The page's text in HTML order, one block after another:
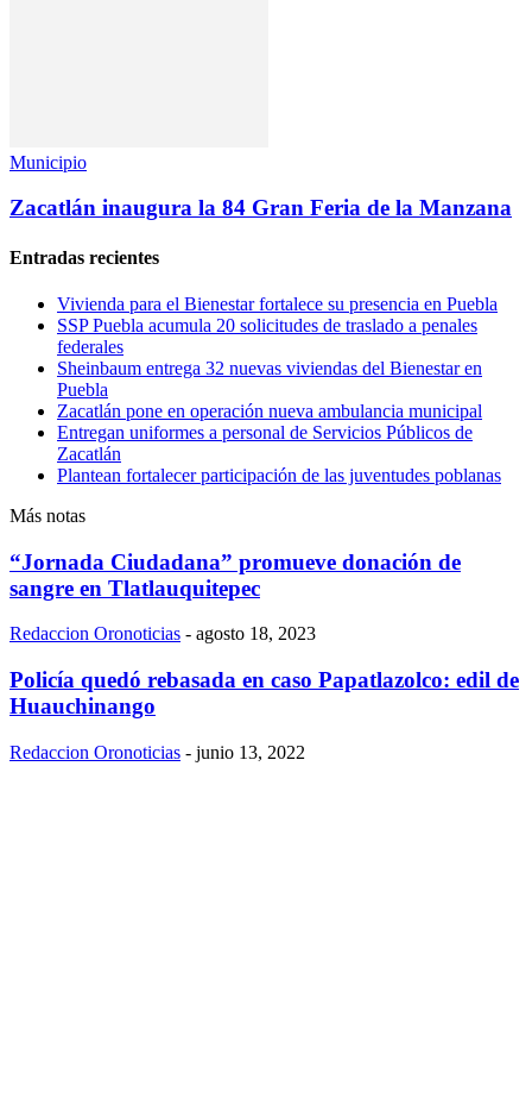
Municipio
Zacatlán inaugura la 84 Gran Feria de la Manzana
Entradas recientes
Vivienda para el Bienestar fortalece su presencia en Puebla
SSP Puebla acumula 20 solicitudes de traslado a penales
federales
Sheinbaum entrega 32 nuevas viviendas del Bienestar en
Puebla
Zacatlán pone en operación nueva ambulancia municipal
Entregan uniformes a personal de Servicios Públicos de
Zacatlán
Plantean fortalecer participación de las juventudes poblanas
Más notas
“Jornada Ciudadana” promueve donación de
sangre en Tlatlauquitepec
Redaccion Oronoticias - agosto 18, 2023
Policía quedó rebasada en caso Papatlazolco: edil de
Huauchinango
Redaccion Oronoticias - junio 13, 2022